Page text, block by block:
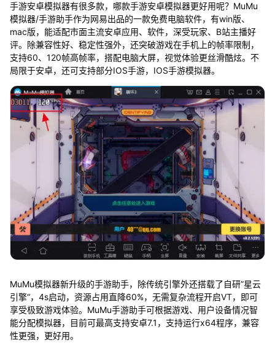
手游安卓模拟器有很多款，哪款手游安卓模拟器更好用呢？MuMu
模拟器/手游助手作为网易出品的一款免费电脑软件，有win版、
mac版，能适配市面主流安卓应用、软件，深受玩家、B站主播好
评。除兼容性好、稳定性强外，还突破游戏在手机上的帧率限制，
支持60、120帧高帧率，搭配电脑大屏，视觉体验更丝滑酷炫。不
局限于安卓，还可支持部分IOS手游，IOS手游模拟器。
MuMu模拟器新升级的手游助手，除传统引擎外还搭载了自研”星云
引擎“，4s启动，资源占用直降60%，无需复杂流程开启VT，即可
享受极致游戏体验。MuMu手游助手可根据游戏、用户设备情况智
能分配模拟器，目前可最高支持安卓7.1，支持运行x64程序，兼容
性更强，更好用。